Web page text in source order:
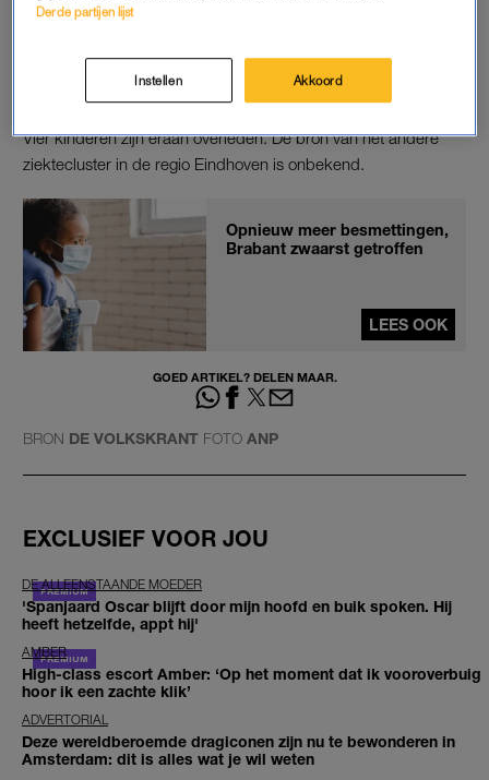
ZIEKTECLUSTER
Bij een van die ziekteclusters was een groepje
arbeidsmigranten uit Roemenië de bron. In maart werden in
Vier kinderen zijn eraan overleden. De bron van het andere
ziektecluster in de regio Eindhoven is onbekend.
Opnieuw meer besmettingen,
Brabant zwaarst getroffen
LEES OOK
GOED ARTIKEL? DELEN MAAR.
BRON DE VOLKSKRANT FOTO ANP
EXCLUSIEF VOOR JOU
DE ALLEENSTAANDE MOEDER
'Spanjaard Oscar blijft door mijn hoofd en buik spoken. Hij
heeft hetzelfde, appt hij'
AMBER
High-class escort Amber: ‘Op het moment dat ik vooroverbuig
hoor ik een zachte klik’
ADVERTORIAL
Deze wereldberoemde dragiconen zijn nu te bewonderen in
Amsterdam: dit is alles wat je wil weten
Derde partijen lijst
Instellen Akkoord